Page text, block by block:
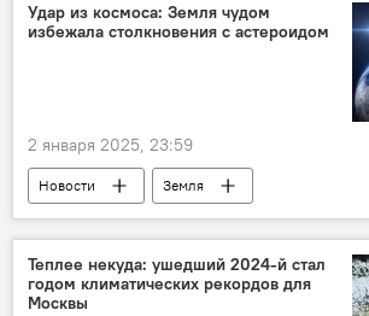
Удар из космоса: Земля чудом
избежала столкновения с астероидом
2 января 2025, 23:59
Новости
Земля
Приближение астероида
Столкновение
Угроза
Северный полюс
Солнечная система
планеты
Теплее некуда: ушедший 2024-й стал
годом климатических рекордов для
Москвы